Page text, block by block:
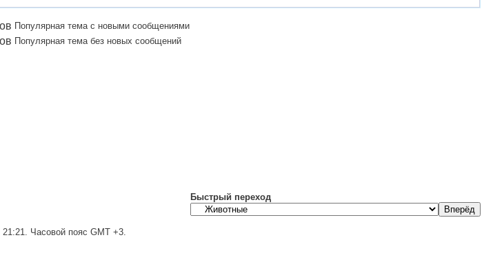
Популярная тема с новыми сообщениями
Популярная тема без новых сообщений
Быстрый переход
21:21. Часовой пояс GMT +3.